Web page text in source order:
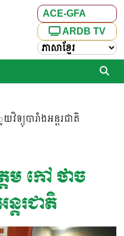
ACE-GFA
ARDB TV
ទ្យុបារាំងអន្តរជាតិ
ម កៅ ថាច
តរជាតិ